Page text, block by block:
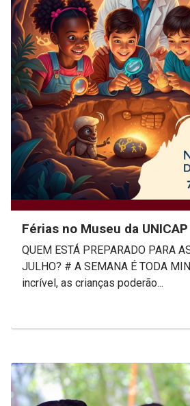
Férias no Museu da
QUEM ESTÁ PREPARADO PARA
JULHO? # A SEMANA É TODA MINHA Nessa semana
incrível, as crianças poderão...